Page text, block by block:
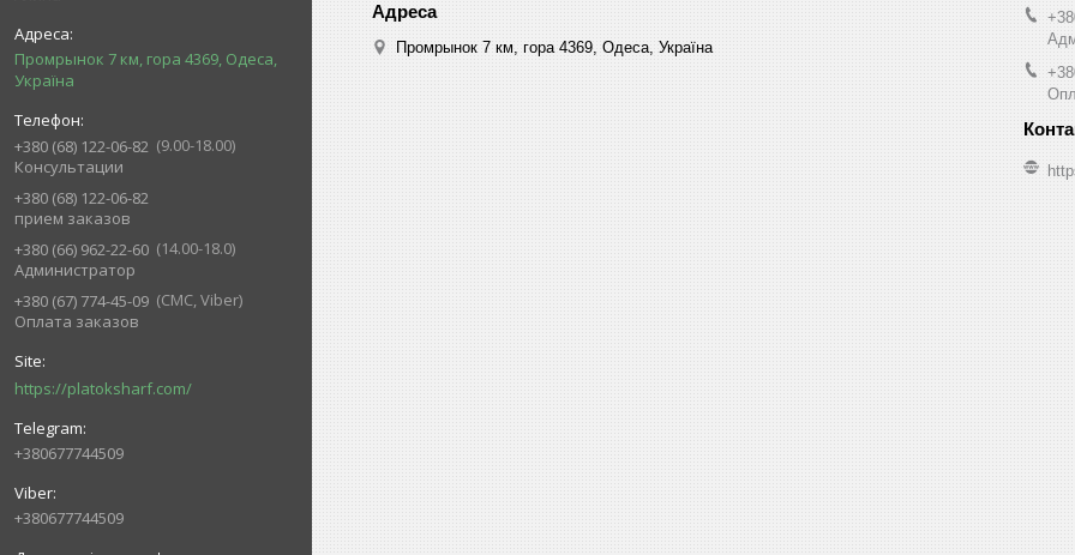
Промрынок 7 км, гора 4369, Одеса,
Україна
+380 (68) 122-06-82
9.00-18.00
Консультации
+380 (68) 122-06-82
прием заказов
+380 (66) 962-22-60
14.00-18.0
Администратор
+380 (67) 774-45-09
СМС, Viber
Оплата заказов
https://platoksharf.com/
+380677744509
+380677744509
Промрынок 7 км, гора 4369, Одеса, Україна